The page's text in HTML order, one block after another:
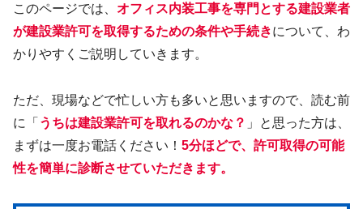
このページでは、 オフィス内装工事を専門とする建設業者
が建設業許可を取得するための条件や手続きについて、わ
かりやすくご説明していきます。
ただ、現場などで忙しい方も多いと思いますので、読む前
に「 うちは建設業許可を取れるのかな？ 」と思った方は、
まずは一度お電話ください！ 5分ほどで、許可取得の可能
性を簡単に診断させていただきます。